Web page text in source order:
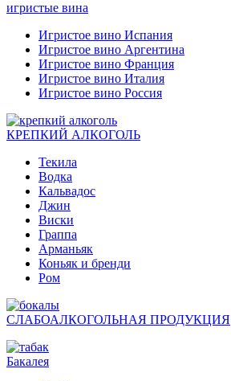
игристые вина
Игристое вино Испания
Игристое вино Аргентина
Игристое вино Франция
Игристое вино Италия
Игристое вино Россия
КРЕПКИЙ АЛКОГОЛЬ
Текила
Водка
Кальвадос
Джин
Виски
Граппа
Арманьяк
Коньяк и бренди
Ром
СЛАБОАЛКОГОЛЬНАЯ ПРОДУКЦИЯ
Бакалея